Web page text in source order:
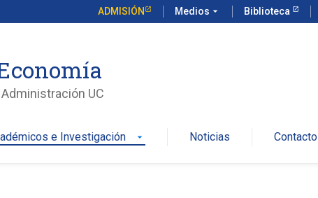
ADMISIÓN Medios arrow_drop_down Biblioteca
UC
e Investigación arrow_drop_down Noticias Contacto